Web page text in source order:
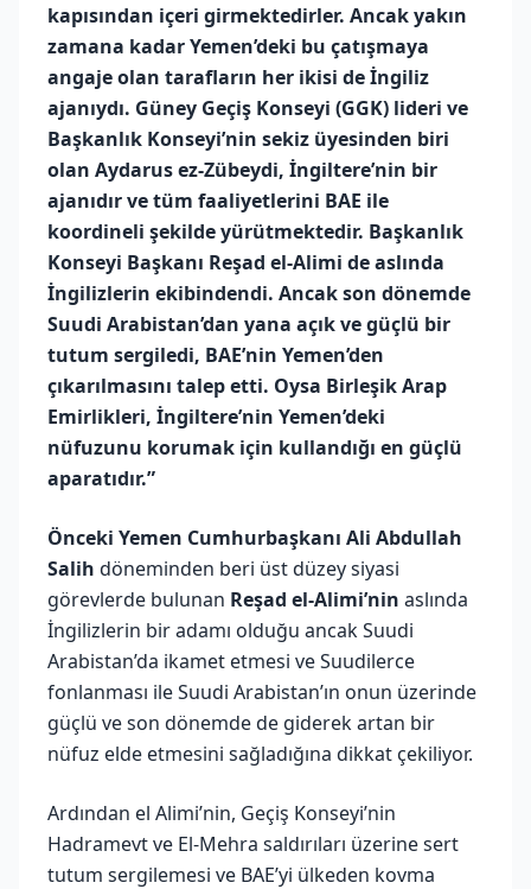
kapısından içeri girmektedirler. Ancak yakın
zamana kadar Yemen’deki bu çatışmaya
angaje olan tarafların her ikisi de İngiliz
ajanıydı. Güney Geçiş Konseyi (GGK) lideri ve
Başkanlık Konseyi’nin sekiz üyesinden biri
olan Aydarus ez-Zübeydi, İngiltere’nin bir
ajanıdır ve tüm faaliyetlerini BAE ile
koordineli şekilde yürütmektedir. Başkanlık
Konseyi Başkanı Reşad el-Alimi de aslında
İngilizlerin ekibindendi. Ancak son dönemde
Suudi Arabistan’dan yana açık ve güçlü bir
tutum sergiledi, BAE’nin Yemen’den
çıkarılmasını talep etti. Oysa Birleşik Arap
Emirlikleri, İngiltere’nin Yemen’deki
nüfuzunu korumak için kullandığı en güçlü
aparatıdır.”
Önceki Yemen Cumhurbaşkanı Ali Abdullah
Salih döneminden beri üst düzey siyasi
görevlerde bulunan Reşad el-Alimi’nin aslında
İngilizlerin bir adamı olduğu ancak Suudi
Arabistan’da ikamet etmesi ve Suudilerce
fonlanması ile Suudi Arabistan’ın onun üzerinde
güçlü ve son dönemde de giderek artan bir
nüfuz elde etmesini sağladığına dikkat çekiliyor.
Ardından el Alimi’nin, Geçiş Konseyi’nin
Hadramevt ve El-Mehra saldırıları üzerine sert
tutum sergilemesi ve BAE’yi ülkeden kovma